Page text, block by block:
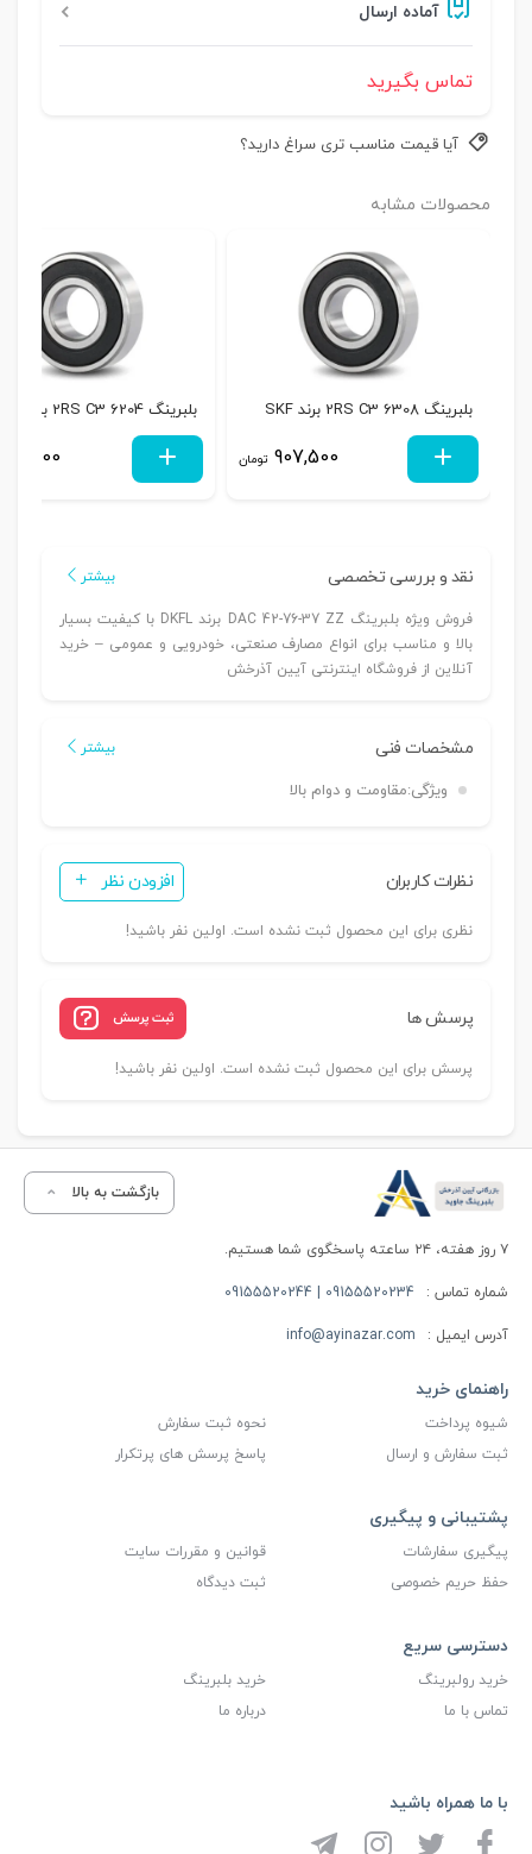
آماده ارسال
تماس بگیرید
آیا قیمت مناسب تری سراغ دارید؟
محصولات مشابه
بلبرینگ 6308 2RS C3 برند SKF
907,500 تومان
بلبرینگ 6204 2RS C3 برند SKF
254,100
نقد و بررسی تخصصی بیشتر
فروش ویژه بلبرینگ DAC 42-76-37 ZZ برند DKFL با کیفیت بسیار
بالا و مناسب برای انواع مصارف صنعتی، خودرویی و عمومی – خرید
آنلاین از فروشگاه اینترنتی آیین آذرخش
مشخصات فنی بیشتر
ویژگی:مقاومت و دوام بالا
نظرات کاربران افزودن نظر
نظری برای این محصول ثبت نشده است. اولین نفر باشید!
پرسش ها ثبت پرسش
پرسش برای این محصول ثبت نشده است. اولین نفر باشید!
بازگشت به بالا
۷ روز هفته، ۲۴ ساعته پاسخگوی شما هستیم.
شماره تماس : 09155520234 | 09155520244
آدرس ایمیل : info@ayinazar.com
راهنمای خرید
شیوه پرداخت
نحوه ثبت سفارش
ثبت سفارش و ارسال
پاسخ پرسش های پرتکرار
پشتیبانی و پیگیری
پیگیری سفارشات
قوانین و مقررات سایت
حفظ حریم خصوصی
ثبت دیدگاه
دسترسی سریع
خرید رولبرینگ
خرید بلبرینگ
تماس با ما
درباره ما
با ما همراه باشید